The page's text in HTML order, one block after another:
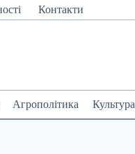
Контакти
Агрополітика Культура